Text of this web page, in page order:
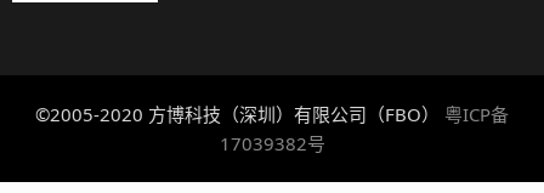
©2005-2020 方博科技（深圳）有限公司（FBO） 粤ICP备
17039382号